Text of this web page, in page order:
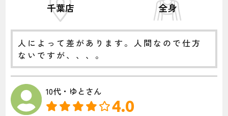
千葉店 全身
人によって差があります。人間なので仕方
ないですが、、、。
10代・ゆとさん
4.0